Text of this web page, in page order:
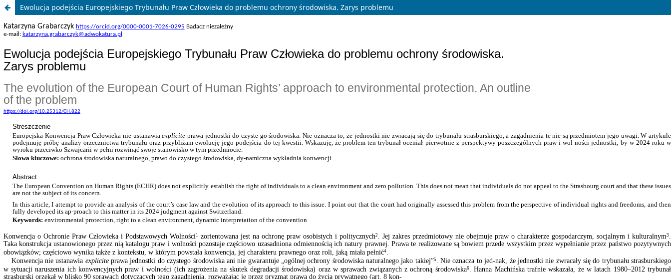
Ewolucja podejścia Europejskiego Trybunału Praw Człowieka do problemu ochrony środowiska. Zarys problemu